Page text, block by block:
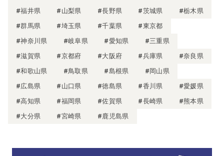
#福井県
#山梨県 #長野県 #茨城県
#栃木県
#群馬県
#埼玉県 #千葉県
#東京都
#神奈川県
#岐阜県 #愛知県
#三重県
#滋賀県
#京都府 #大阪府 #兵庫県
#奈良県
#和歌山県
#鳥取県 #島根県
#岡山県
#広島県
#山口県 #徳島県 #香川県
#愛媛県
#高知県
#福岡県 #佐賀県 #長崎県
#熊本県
#大分県
#宮崎県 #鹿児島県